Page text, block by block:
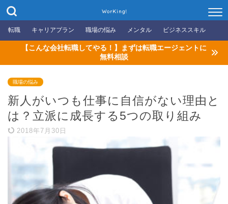
WorKing!
転職 キャリアプラン 職場の悩み メンタル ビジネススキル
【こんな会社転職してやる！】まずは転職エージェントに
無料相談
職場の悩み
新人がいつも仕事に自信がない理由と
は？立派に成長する5つの取り組み
2018年7月30日